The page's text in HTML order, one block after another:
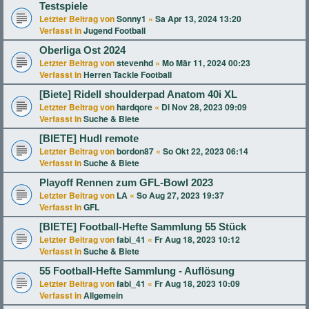
Testspiele
Letzter Beitrag vonSonny1 « Sa Apr 13, 2024 13:20
Verfasst inJugend Football
Oberliga Ost 2024
Letzter Beitrag vonstevenhd « Mo Mär 11, 2024 00:23
Verfasst inHerren Tackle Football
[Biete] Ridell shoulderpad Anatom 40i XL
Letzter Beitrag vonhardqore « Di Nov 28, 2023 09:09
Verfasst inSuche & Biete
[BIETE] Hudl remote
Letzter Beitrag vonbordon87 « So Okt 22, 2023 06:14
Verfasst inSuche & Biete
Playoff Rennen zum GFL-Bowl 2023
Letzter Beitrag von LA « So Aug 27, 2023 19:37
Verfasst inGFL
[BIETE] Football-Hefte Sammlung 55 Stück
Letzter Beitrag vonfabi_41 « Fr Aug 18, 2023 10:12
Verfasst inSuche & Biete
55 Football-Hefte Sammlung - Auflösung
Letzter Beitrag vonfabi_41 « Fr Aug 18, 2023 10:09
Verfasst inAllgemein